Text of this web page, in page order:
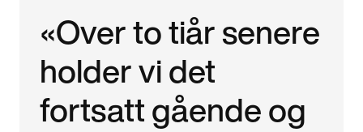
«Over to tiår senere
holder vi det
fortsatt gående og